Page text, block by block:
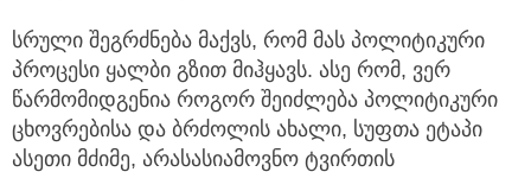
სრული შეგრძნება მაქვს, რომ მას პოლიტიკური
პროცესი ყალბი გზით მიჰყავს. ასე რომ, ვერ
წარმომიდგენია როგორ შეიძლება პოლიტიკური
ცხოვრებისა და ბრძოლის ახალი, სუფთა ეტაპი
ასეთი მძიმე, არასასიამოვნო ტვირთის